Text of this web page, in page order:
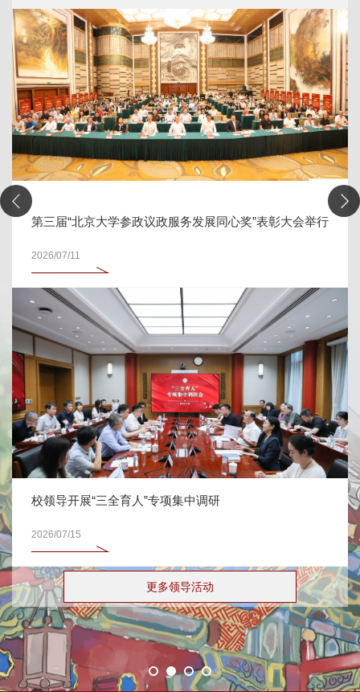
第三届“北京大学参政议政服务发展同心奖”表彰大会举行
2026/07/11
校领导开展“三全育人”专项集中调研
2026/07/15
更多领导活动